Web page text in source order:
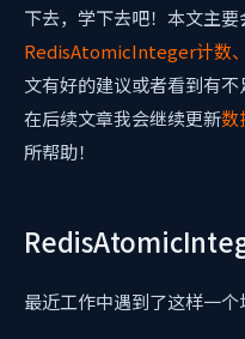
下去，学下去吧！本文主
RedisAtomicInteger计数
文有好的建议或者看到有不
在后续文章我会继续更新数
所帮助！
最近工作中遇到了这样一个